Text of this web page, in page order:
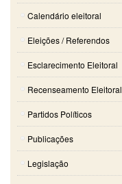
Calendário eleitoral
Eleições / Referendos
Esclarecimento Eleitoral
Recenseamento Eleitoral
Partidos Políticos
Publicações
Legislação